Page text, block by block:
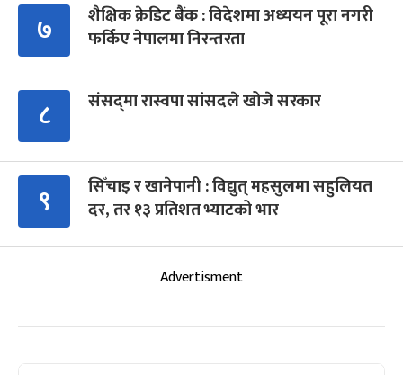
७
शैक्षिक क्रेडिट बैंक : विदेशमा अध्ययन पूरा नगरी
फर्किए नेपालमा निरन्तरता
८ संसद्‍मा रास्वपा सांसदले खोजे सरकार
९
सिँचाइ र खानेपानी : विद्युत् महसुलमा सहुलियत
दर, तर १३ प्रतिशत भ्याटको भार
Advertisment